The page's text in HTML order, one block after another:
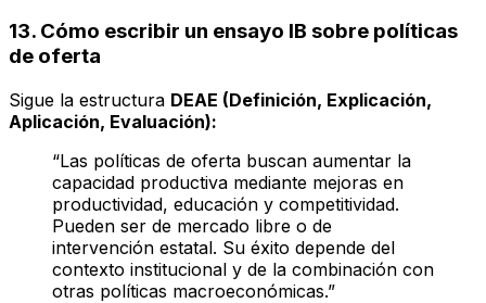
13. Cómo escribir un ensayo IB sobre políticas
de oferta
Sigue la estructura DEAE (Definición, Explicación,
Aplicación, Evaluación):
“Las políticas de oferta buscan aumentar la
capacidad productiva mediante mejoras en
productividad, educación y competitividad.
Pueden ser de mercado libre o de
intervención estatal. Su éxito depende del
contexto institucional y de la combinación con
otras políticas macroeconómicas.”